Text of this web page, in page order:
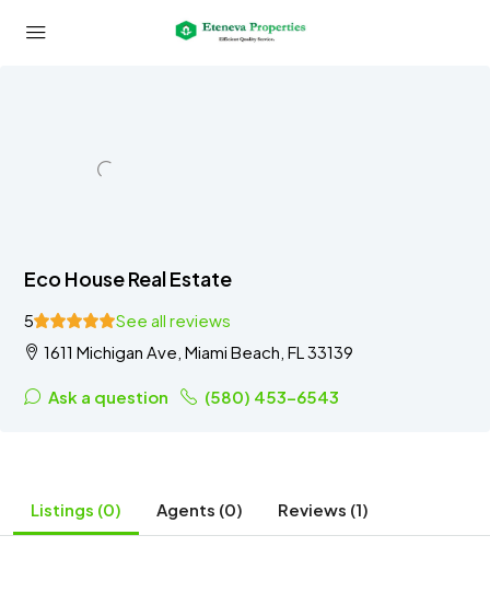
Eco House Real Estate
5
See all reviews
1611 Michigan Ave, Miami Beach, FL 33139
Ask a question (580) 453-6543
Listings (0) Agents (0) Reviews (1)